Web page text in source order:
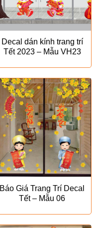
Decal dán kính trang trí
Tết 2023 – Mẫu VH23
Báo Giá Trang Trí Decal
Tết – Mẫu 06